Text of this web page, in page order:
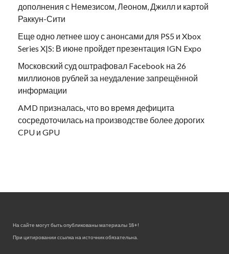
дополнения с Немезисом, Леоном, Джилл и картой
Раккун-Сити
Еще одно летнее шоу с анонсами для PS5 и Xbox
Series X|S: В июне пройдет презентация IGN Expo
Московский суд оштрафовал Facebook на 26
миллионов рублей за неудаление запрещённой
информации
AMD призналась, что во время дефицита
сосредоточилась на производстве более дорогих
CPU и GPU
На сайте могут быть опубликованы материалы 18+!
При цитировании ссылка на источник обязательна.